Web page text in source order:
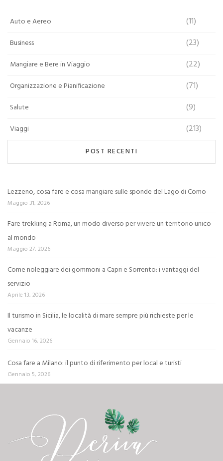
Auto e Aereo (11)
Business (23)
Mangiare e Bere in Viaggio (22)
Organizzazione e Pianificazione (71)
Salute (9)
Viaggi (213)
POST RECENTI
Lezzeno, cosa fare e cosa mangiare sulle sponde del Lago di Como
Maggio 31, 2026
Fare trekking a Roma, un modo diverso per vivere un territorio unico
al mondo
Maggio 27, 2026
Come noleggiare dei gommoni a Capri e Sorrento: i vantaggi del
servizio
Aprile 13, 2026
Il turismo in Sicilia, le località di mare sempre più richieste per le
vacanze
Gennaio 16, 2026
Cosa fare a Milano: il punto di riferimento per local e turisti
Gennaio 5, 2026